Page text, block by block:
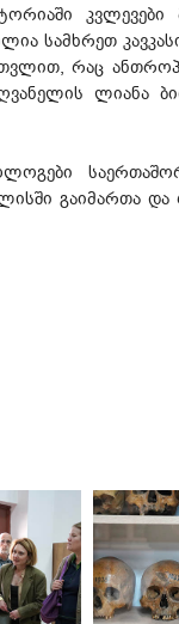
კვლევები
სამხრეთ
რაც
ლიანა
გაიმართა და